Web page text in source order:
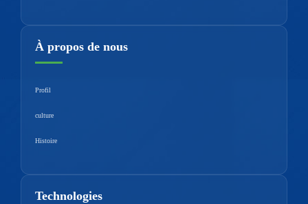
À propos de nous
Profil
culture
Histoire
Technologies